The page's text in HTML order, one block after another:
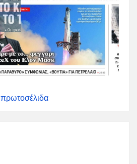
πρωτοσέλιδα